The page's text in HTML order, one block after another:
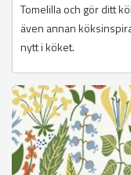
Tomelilla och gör ditt
även annan
nytt i köket.